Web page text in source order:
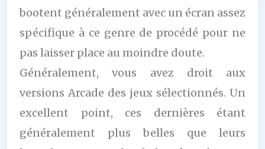
bootent généralement avec un écran assez
spécifique à ce genre de procédé pour ne
pas laisser place au moindre doute.
Généralement, vous avez droit aux
versions Arcade des jeux sélectionnés. Un
excellent point, ces dernières étant
généralement plus belles que leurs